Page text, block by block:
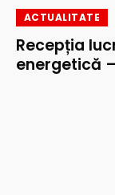
ACTUALITATE
Recepția
energetică